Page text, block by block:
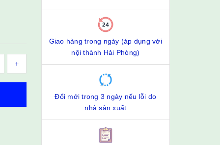
+
Giao hàng trong ngày (áp dụng với
nội thành Hải Phòng)
Đổi mới trong 3 ngày nếu lỗi do
nhà sản xuất